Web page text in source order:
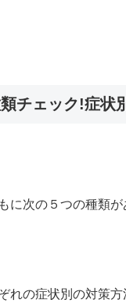
チェック!症状
に次の５つの種類が
れの症状別の対策方